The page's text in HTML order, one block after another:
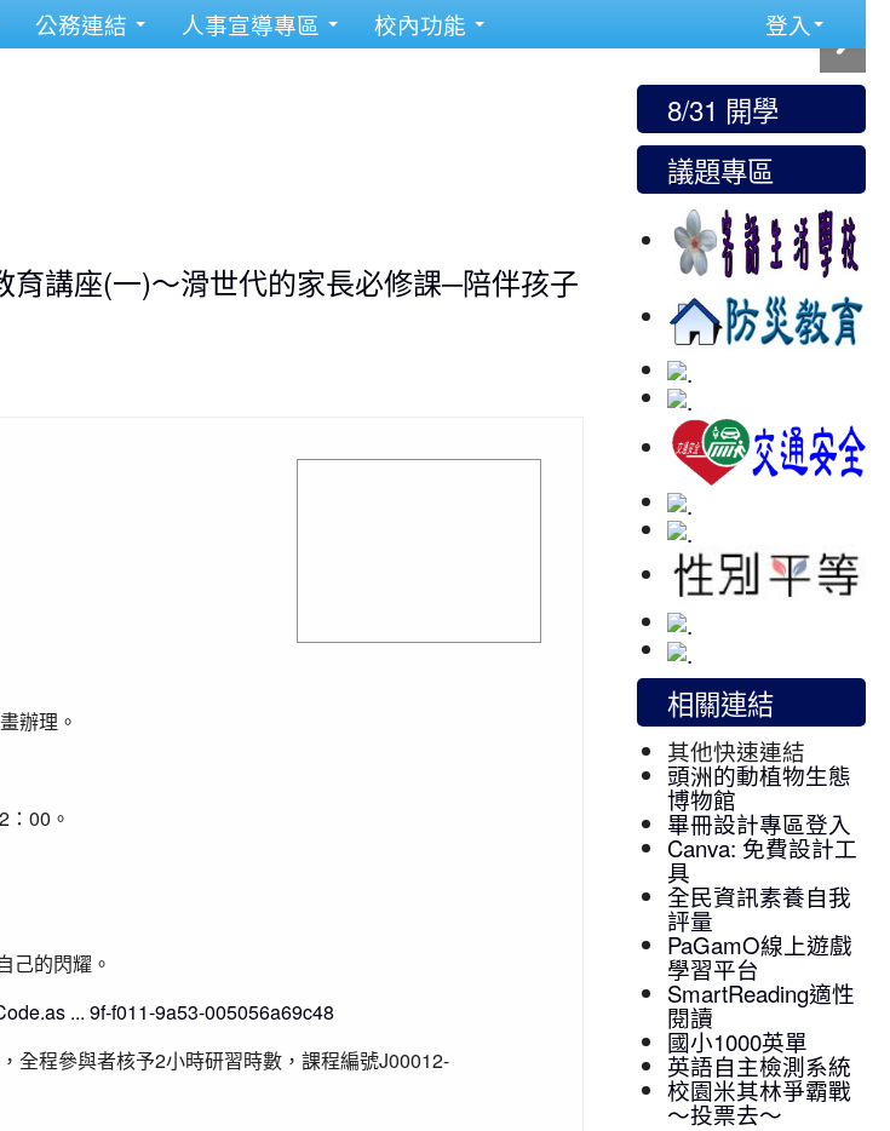
公務連結 人事宣導專區 校內功能 登入
講座(一)～滑世代的家長必修課─陪伴孩子
辦理。
00。
己的閃耀。
... 9f-f011-9a53-005056a69c48
全程參與者核予2小時研習時數，課程編號J00012-
8/31 開學
議題專區
相關連結
其他快速連結
頭洲的動植物生態
博物館
畢冊設計專區登入
Canva: 免費設計工
具
全民資訊素養自我
評量
PaGamO線上遊戲
學習平台
SmartReading適性
閱讀
國小1000英單
英語自主檢測系統
校園米其林爭霸戰
～投票去～